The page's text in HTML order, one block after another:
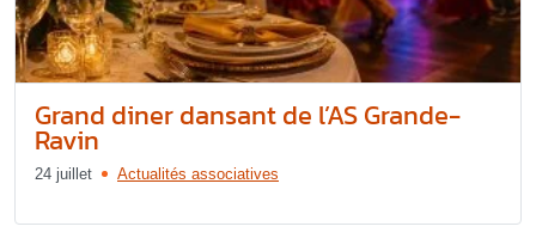
Grand diner dansant de l’AS Grande-
Ravin
24 juillet Actualités associatives